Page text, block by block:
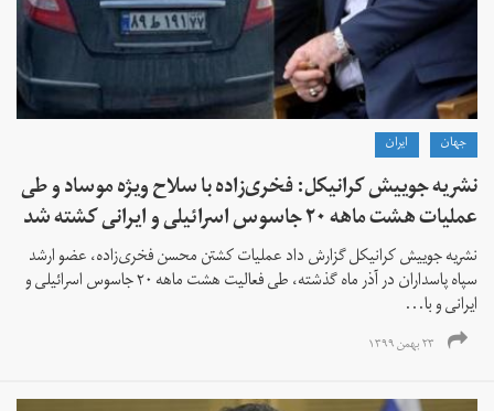
جهان ايران
نشریه جوییش کرانیکل: فخری‌زاده با سلاح ویژه موساد و طی
عملیات هشت ماهه ۲۰ جاسوس اسرائیلی و ایرانی کشته شد
نشریه جوییش کرانیکل گزارش داد عملیات کشتن محسن فخری‌زاده، عضو ارشد
سپاه پاسداران در آذر ماه گذشته، طی فعالیت هشت ماهه ۲۰ جاسوس اسرائیلی و
ایرانی و با...
۲۳ بهمن ۱۳۹۹